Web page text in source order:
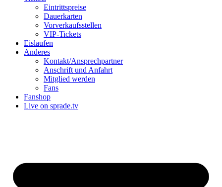
Eintrittspreise
Dauerkarten
Vorverkaufsstellen
VIP-Tickets
Eislaufen
Anderes
Kontakt/Ansprechpartner
Anschrift und Anfahrt
Mitglied werden
Fans
Fanshop
Live on sprade.tv